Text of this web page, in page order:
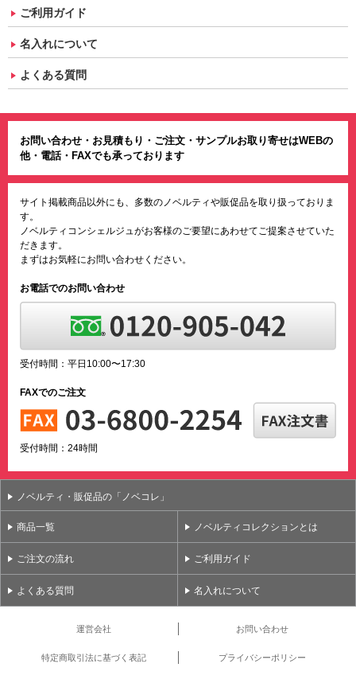
ご利用ガイド
名入れについて
よくある質問
お問い合わせ・お見積もり・ご注文・サンプルお取り寄せはWEBの
他・電話・FAXでも承っております
サイト掲載商品以外にも、多数のノベルティや販促品を取り扱っておりま
す。
ノベルティコンシェルジュがお客様のご要望にあわせてご提案させていた
だきます。
まずはお気軽にお問い合わせください。
お電話でのお問い合わせ
受付時間：平日10:00〜17:30
FAXでのご注文
受付時間：24時間
ノベルティ・販促品の「ノベコレ」
商品一覧 ノベルティコレクションとは
ご注文の流れ ご利用ガイド
よくある質問 名入れについて
運営会社 お問い合わせ
特定商取引法に基づく表記 プライバシーポリシー